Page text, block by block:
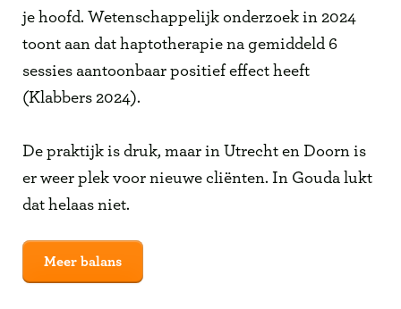
je hoofd. Wetenschappelijk onderzoek in 2024
toont aan dat haptotherapie na gemiddeld 6
sessies aantoonbaar positief effect heeft
(Klabbers 2024).
De praktijk is druk, maar in Utrecht en Doorn is
er weer plek voor nieuwe cliënten. In Gouda lukt
dat helaas niet.
Meer balans